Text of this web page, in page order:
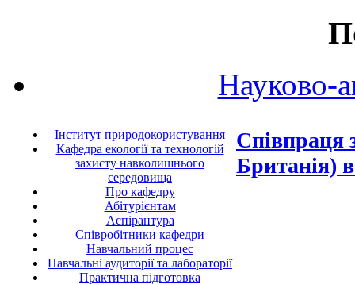
Науково-
Інститут природокористування
Кафедра екології та технологій
захисту навколишнього
середовища
Про кафедру
Абітурієнтам
Аспірантура
Співробітники кафедри
Навчальний процес
Навчальні аудиторії та лабораторії
Практична підготовка
Співпраця
Британія)